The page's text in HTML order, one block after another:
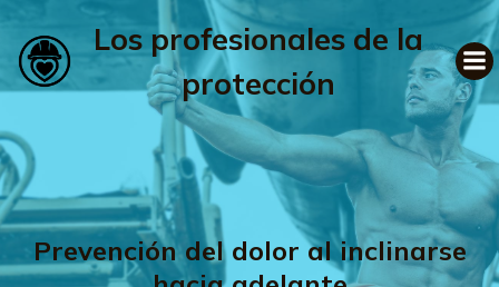
Los profesionales de la
protección
Prevención del dolor al inclinarse